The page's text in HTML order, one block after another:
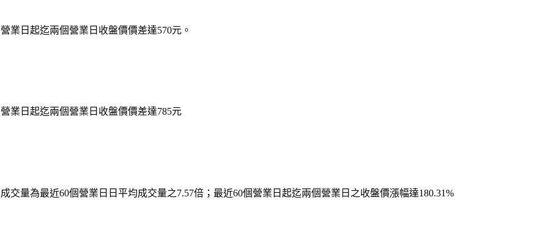
業日起迄兩個營業日收盤價價差達570元。
業日起迄兩個營業日收盤價價差達785元
交量為最近60個營業日日平均成交量之7.57倍；最近60個營業日起迄兩個營業日之收盤價漲幅達180.31%